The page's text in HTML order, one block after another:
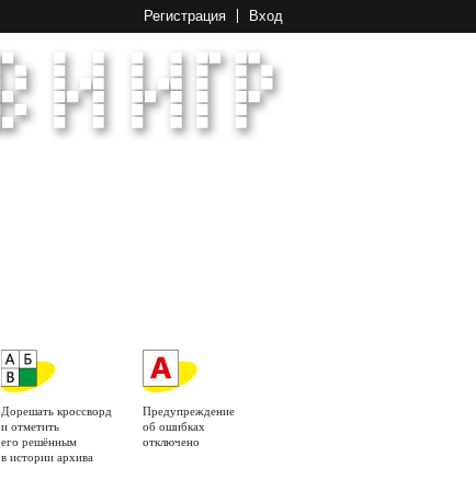
Регистрация Вход
Дорешать кроссворд
и отметить
его решённым
в истории архива
Предупреждение
об ошибках
отключено